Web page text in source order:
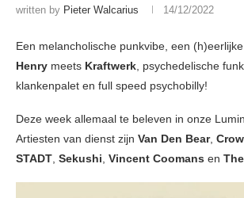
written by Pieter Walcarius 14/12/2022
Een melancholische punkvibe, een
Henry meets Kraftwerk, psychedelische
klankenpalet en full speed psychobilly!
Deze week allemaal te beleven in onze
Artiesten van dienst zijn Van Den Bear,
STADT, Sekushi, Vincent Coomans en